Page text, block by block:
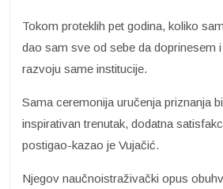
Tokom proteklih pet godina, koliko
dao sam sve od sebe da doprinesem
razvoju same institucije.
Sama ceremonija uručenja priznanja
inspirativan trenutak, dodatna
postigao-kazao je Vujačić.
Njegov naučnoistraživački opus